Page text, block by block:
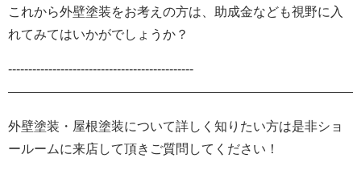
これから外壁塗装をお考えの方は、助成金なども視野に入
れてみてはいかがでしょうか？
‐‐‐‐‐‐‐‐‐‐‐‐‐‐‐‐‐‐‐‐‐‐‐‐‐‐‐‐‐‐‐‐‐‐‐‐‐‐‐‐‐‐‐‐‐‐
———————————————————————————-
外壁塗装・屋根塗装について詳しく知りたい方は是非ショ
ールームに来店して頂きご質問してください！